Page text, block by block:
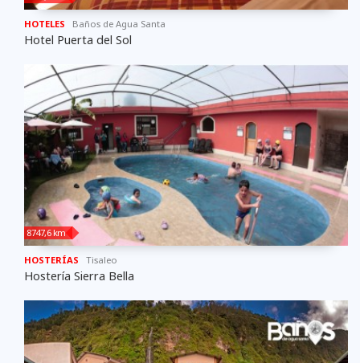
HOTELES Baños de Agua Santa
Hotel Puerta del Sol
8747,6 km
HOSTERÍAS Tisaleo
Hostería Sierra Bella